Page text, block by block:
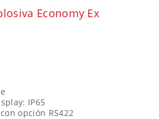
Economy Ex
IP65
opción RS422